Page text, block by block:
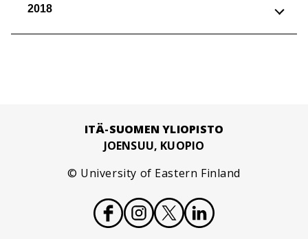
2018
ITÄ-SUOMEN YLIOPISTO
JOENSUU, KUOPIO
© University of Eastern Finland